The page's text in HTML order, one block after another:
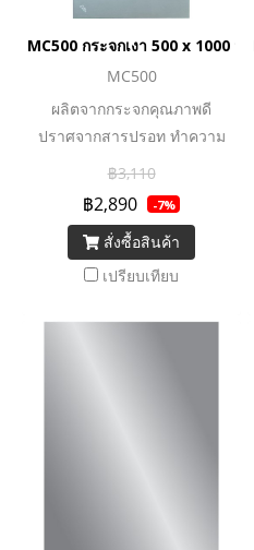
MC500 กระจกเงา 500 x 1000
MC500
ผลิตจากกระจกคุณภาพดี
ปราศจากสารปรอท ทำความ
สะอาดง่าย
฿3,110
฿2,890 -7%
สั่งซื้อสินค้า
เปรียบเทียบ